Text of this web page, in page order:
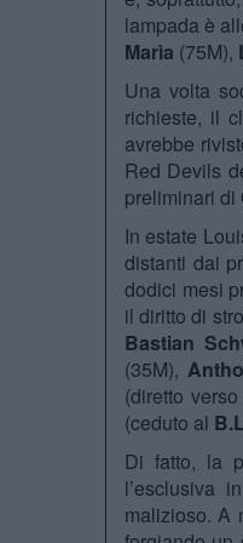
lampada è
Marìa (75M),
Una volta
richieste, il
avrebbe
Red Devils
preliminari di
In estate
distanti dai
dodici mesi
il diritto di
Bastian
(35M),
(diretto
(ceduto al
Di fatto, la
l’esclusiva
malizioso. A